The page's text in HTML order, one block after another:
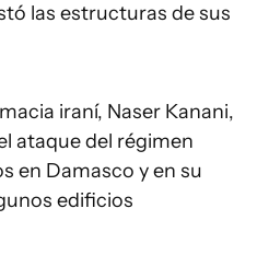
las estructuras de sus
iraní, Naser Kanani,
ataque del régimen
en Damasco y en su
edificios